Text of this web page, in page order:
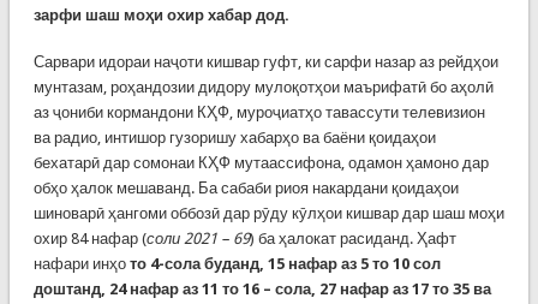
зарфи шаш моҳи охир хабар дод.
Сарвари идораи наҷоти кишвар гуфт, ки сарфи назар аз рейдҳои
мунтазам, роҳандозии дидору мулоқотҳои маърифатӣ бо аҳолӣ
аз ҷониби кормандони КҲФ, муроҷиатҳо тавассути телевизион
ва радио, интишор гузоришу хабарҳо ва баёни қоидаҳои
бехатарӣ дар сомонаи КҲФ мутаассифона, одамон ҳамоно дар
обҳо ҳалок мешаванд. Ба сабаби риоя накардани қоидаҳои
шиноварӣ ҳангоми оббозӣ дар рӯду кӯлҳои кишвар дар шаш моҳи
охир 84 нафар (соли 2021 – 69) ба ҳалокат расиданд. Ҳафт
нафари инҳо то 4-сола буданд, 15 нафар аз 5 то 10 сол
доштанд, 24 нафар аз 11 то 16 – сола, 27 нафар аз 17 то 35 ва